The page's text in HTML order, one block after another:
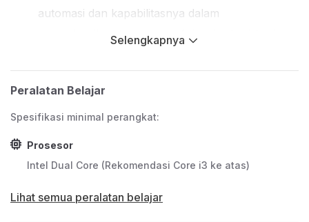
automasi dan kapabilitasnya dalam
menyelesaikan tantangan efisiensi sehari-hari
Melatih pola pikir pemecahan masalah dengan
mampu memetakan proses kerja dan
mengidentifikasi peluang automasi secara logis
Memiliki kemampuan untuk mengevaluasi dan
perhitungan manfaat dan estimasi usaha yang
Selengkapnya
Peralatan Belajar
Spesifikasi minimal perangkat:
Prosesor
Intel Dual Core (Rekomendasi Core i3 ke atas)
Lihat semua peralatan belajar